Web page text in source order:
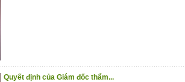
Quyết định của Giám đốc thẩm...